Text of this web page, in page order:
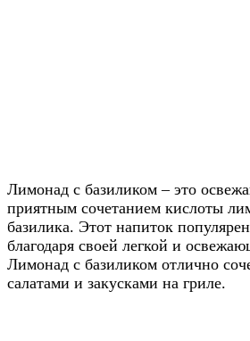
Лимонад с базиликом – это
приятным сочетанием кислоты
базилика. Этот напиток
благодаря своей легкой и
Лимонад с базиликом отлично
салатами и закусками на гриле.